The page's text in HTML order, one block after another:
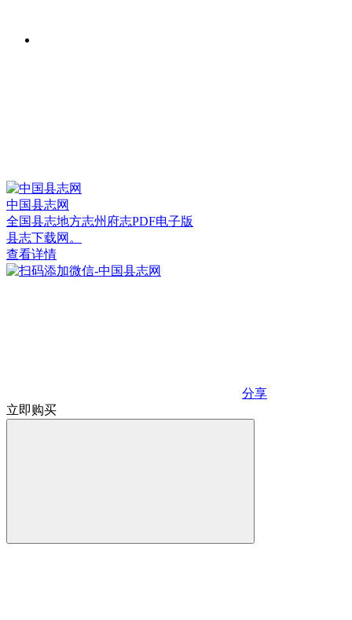
中国县志网
全国县志地方志州府志PDF电子版
县志下载网。
查看详情
分享
立即购买